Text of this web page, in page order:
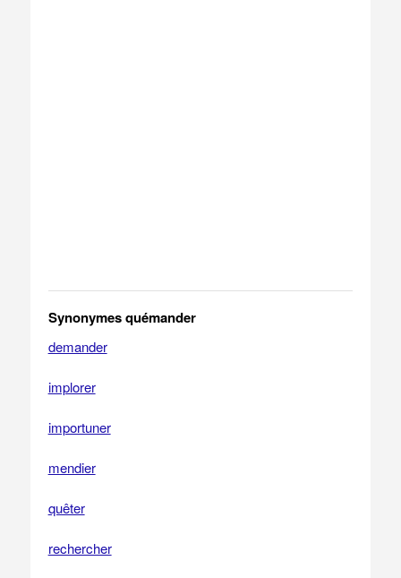
Synonymes quémander
demander
implorer
importuner
mendier
quêter
rechercher